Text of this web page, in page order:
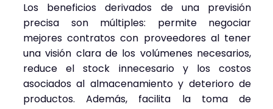
Los beneficios derivados de una previsión
precisa son múltiples: permite negociar
mejores contratos con proveedores al tener
una visión clara de los volúmenes necesarios,
reduce el stock innecesario y los costos
asociados al almacenamiento y deterioro de
productos. Además, facilita la toma de